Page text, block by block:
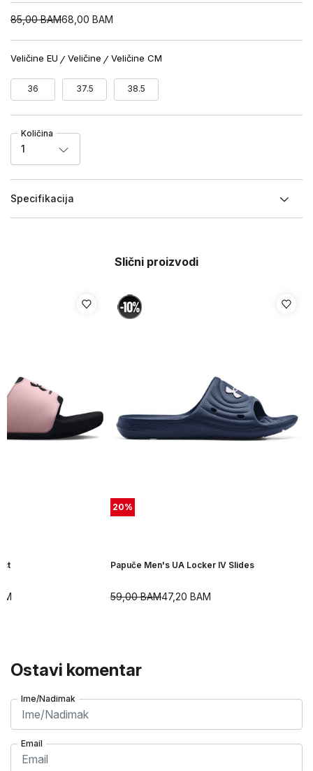
85,00 BAM68,00 BAM
Veličine EU Veličine Veličine CM
36 37.5 38.5
Količina
1
Specifikacija
Slični proizvodi
20%
Papuče Men's UA Locker IV Slides
47,20 BAM
59,00BAM
Ostavi komentar
Ime/Nadimak
Email